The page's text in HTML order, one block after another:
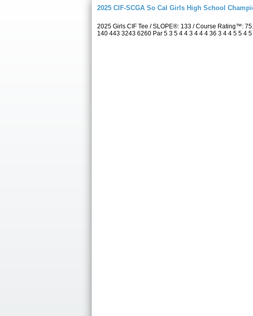
2025 CIF-SCGA So Cal Girls High School
2025 Girls CIF Tee / SLOPE®: 133 / Course Rating™:
140 443 3243 6260 Par 5 3 5 4 4 3 4 4 4 36 3 4 4 5 5 4